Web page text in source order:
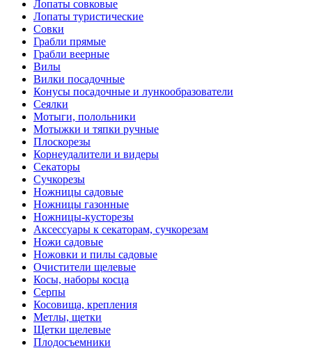
Лопаты совковые
Лопаты туристические
Совки
Грабли прямые
Грабли веерные
Вилы
Вилки посадочные
Конусы посадочные и лункообразователи
Сеялки
Мотыги, полольники
Мотыжки и тяпки ручные
Плоскорезы
Корнеудалители и видеры
Секаторы
Сучкорезы
Ножницы садовые
Ножницы газонные
Ножницы-кусторезы
Аксессуары к секаторам, сучкорезам
Ножи садовые
Ножовки и пилы садовые
Очистители щелевые
Косы, наборы косца
Серпы
Косовища, крепления
Метлы, щетки
Щетки щелевые
Плодосъемники